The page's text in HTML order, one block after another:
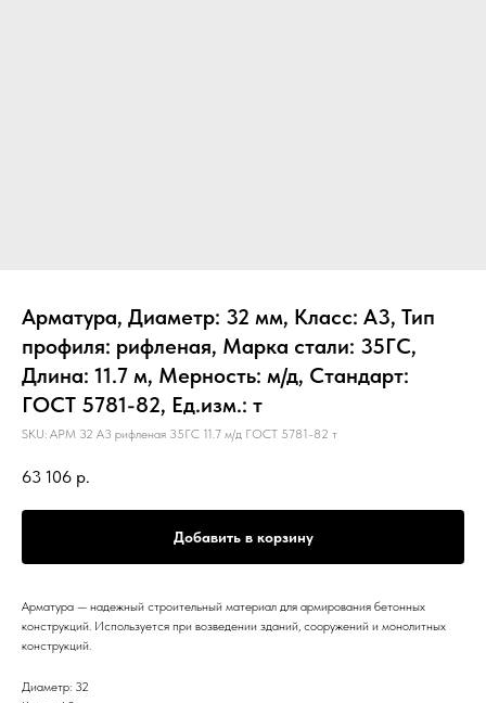
Арматура, Диаметр: 32 мм, Класс: А3, Тип
профиля: рифленая, Марка стали: 35ГС,
Длина: 11.7 м, Мерность: м/д, Стандарт:
ГОСТ 5781-82, Ед.изм.: т
SKU: АРМ 32 А3 рифленая 35ГС 11.7 м/д ГОСТ 5781-82 т
63 106 р.
Добавить в корзину
Арматура — надежный строительный материал для армирования бетонных
конструкций. Используется при возведении зданий, сооружений и монолитных
конструкций.
Диаметр: 32